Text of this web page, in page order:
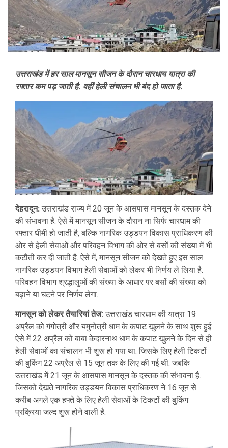
उत्तराखंड में हर साल मानसून सीजन के दौरान चारधाय यात्रा की
रफ्तार कम पड़ जाती है. वहीं हेली संचालन भी बंद हो जाता है.
देहरादून: उत्तराखंड राज्य में 20 जून के आसपास मानसून के दस्तक देने
की संभावना है. ऐसे में मानसून सीजन के दौरान ना सिर्फ चारधाम की
रफ्तार धीमी हो जाती है, बल्कि नागरिक उड्डयन विकास प्राधिकरण की
ओर से हेली सेवाओं और परिवहन विभाग की ओर से बसों की संख्या में भी
कटौती कर दी जाती है. ऐसे में, मानसून सीजन को देखते हुए इस साल
नागरिक उड्डयन विभाग हेली सेवाओं को लेकर भी निर्णय ले लिया है.
परिवहन विभाग श्रद्धालुओं की संख्या के आधार पर बसों की संख्या को
बढ़ाने या घटने पर निर्णय लेगा.
मानसून को लेकर तैयारियां तेज: उत्तराखंड चारधाम की यात्रा 19
अप्रैल को गंगोत्री और यमुनोत्री धाम के कपाट खुलने के साथ शुरू हुई.
ऐसे में 22 अप्रैल को बाबा केदारनाथ धाम के कपाट खुलने के दिन से ही
हेली सेवाओं का संचालन भी शुरू हो गया था. जिसके लिए हेली टिकटों
की बुकिंग 22 अप्रैल से 15 जून तक के लिए की गई थी. जबकि
उत्तराखंड में 21 जून के आसपास मानसून के दस्तक की संभावना है.
जिसको देखते नागरिक उड्डयन विकास प्राधिकरण ने 16 जून से
करीब अगले एक हफ्ते के लिए हेली सेवाओं के टिकटों की बुकिंग
प्रक्रिया जल्द शुरू होने वाली है.